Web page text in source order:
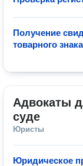
Получение
товарного знака
Адвокаты
суде
Юристы
Юридическое